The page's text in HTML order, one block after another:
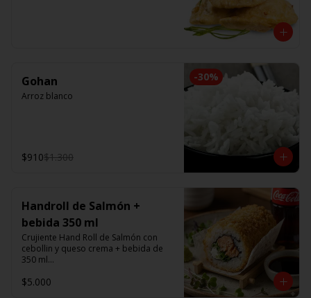
-30%
Gohan
Arroz blanco
$910$1.300
Handroll de Salmón +
bebida 350 ml
Crujiente Hand Roll de Salmón con
cebollin y queso crema + bebida de
350 ml
Promoción valida de Lunes a viernes
$5.000